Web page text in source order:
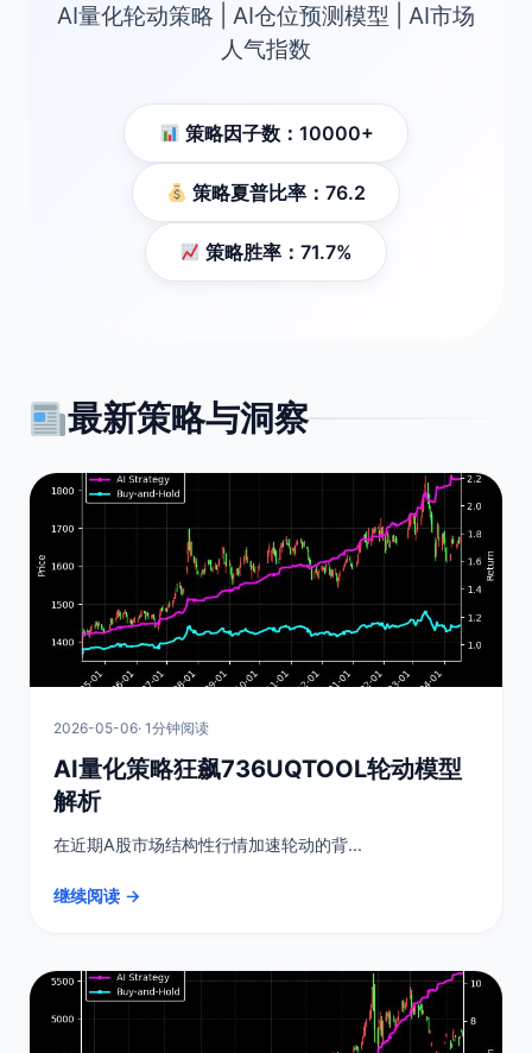
AI量化轮动策略 | AI仓位预测模型 | AI市场
人气指数
策略因子数：10000+
策略夏普比率：76.2
策略胜率：71.7%
最新策略与洞察
2026-05-06· 1分钟阅读
AI量化策略狂飙736UQTOOL轮动模型
解析
在近期A股市场结构性行情加速轮动的背...
继续阅读 →